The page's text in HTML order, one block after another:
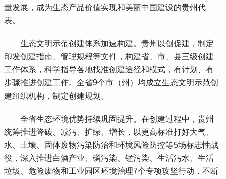
量发展，成为生态产品价值实现和美丽中国建设的贵州代
表。
生态文明示范创建体系加速构建。贵州以创促建，制定
印发创建指南、管理规程等文件，构建省、市、县三级创建
工作体系，科学指导各地找准创建途径和模式，有计划、有
步骤推进创建工作。全省9个市（州）均成立生态文明示范创
建组织机构，制定创建规划。
全省生态环境优势持续巩固提升。在创建过程中，贵州
统筹推进降碳、减污、扩绿、增长，以更高标准打好大气、
水、土壤、固体废物污染防治和环境风险防控等5场标志性战
役，深入推进白酒产业、磷污染、锰污染、生活污水、生活
垃圾、危险废物和工业园区环境治理7个专项攻坚行动，不断